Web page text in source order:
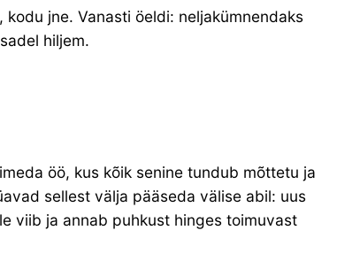
jne. Vanasti öeldi: neljakümnendaks
hiljem.
öö, kus kõik senine tundub mõttetu ja
sellest välja pääseda välise abil: uus
viib ja annab puhkust hinges toimuvast